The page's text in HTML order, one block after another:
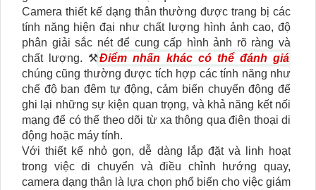
Camera thiết kế dạng thân thường được trang bị các
tính năng hiện đại như chất lượng hình ảnh cao, độ
phân giải sắc nét để cung cấp hình ảnh rõ ràng và
chất lượng. ⚒Điểm nhấn khác có thể đánh giá
chúng cũng thường được tích hợp các tính năng như
chế độ ban đêm tự động, cảm biến chuyển động để
ghi lại những sự kiện quan trọng, và khả năng kết nối
mạng để có thể theo dõi từ xa thông qua điện thoại di
động hoặc máy tính.
Với thiết kế nhỏ gọn, dễ dàng lắp đặt và linh hoạt
trong việc di chuyển và điều chỉnh hướng quay,
camera dạng thân là lựa chọn phổ biến cho việc giám